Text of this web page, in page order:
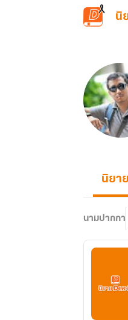
ข้ามไปยังเนื้อหาหลัก
นิ
นิยาย
นามปากกา